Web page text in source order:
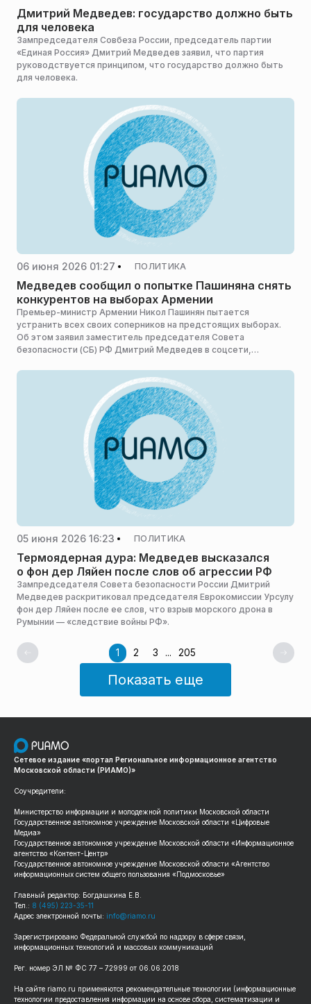
Дмитрий Медведев: государство должно быть
для человека
Зампредседателя Совбеза России, председатель партии
«Единая Россия» Дмитрий Медведев заявил, что партия
руководствуется принципом, что государство должно быть
для человека.
06 июня 2026 01:27 ПОЛИТИКА
Медведев сообщил о попытке Пашиняна снять
конкурентов на выборах Армении
Премьер-министр Армении Никол Пашинян пытается
устранить всех своих соперников на предстоящих выборах.
Об этом заявил заместитель председателя Совета
безопасности (СБ) РФ Дмитрий Медведев в соцсети,
05 июня 2026 16:23 ПОЛИТИКА
Термоядерная дура: Медведев высказался
о фон дер Ляйен после слов об агрессии РФ
Зампредседателя Совета безопасности России Дмитрий
Медведев раскритиковал председателя Еврокомиссии Урсулу
фон дер Ляйен после ее слов, что взрыв морского дрона в
Румынии — «следствие войны РФ».
1 2 3 ... 205
Показать еще
Сетевое издание «портал Региональное информационное агентство
Московской области (РИАМО)»
Соучредители:
Министерство информации и молодежной политики Московской области
Государственное автономное учреждение Московской области «Цифровые
Медиа»
Государственное автономное учреждение Московской области «Информационное
агентство «Контент-Центр»
Государственное автономное учреждение Московской области «Агентство
информационных систем общего пользования «Подмосковье»
Главный редактор: Богдашкина Е.В.
Тел.: 8 (495) 223-35-11
Адрес электронной почты: info@riamo.ru
Зарегистрировано Федеральной службой по надзору в сфере связи,
информационных технологий и массовых коммуникаций
Рег. номер ЭЛ № ФС 77 – 72999 от 06.06.2018
На сайте riamo.ru применяются рекомендательные технологии (информационные
технологии предоставления информации на основе сбора, систематизации и